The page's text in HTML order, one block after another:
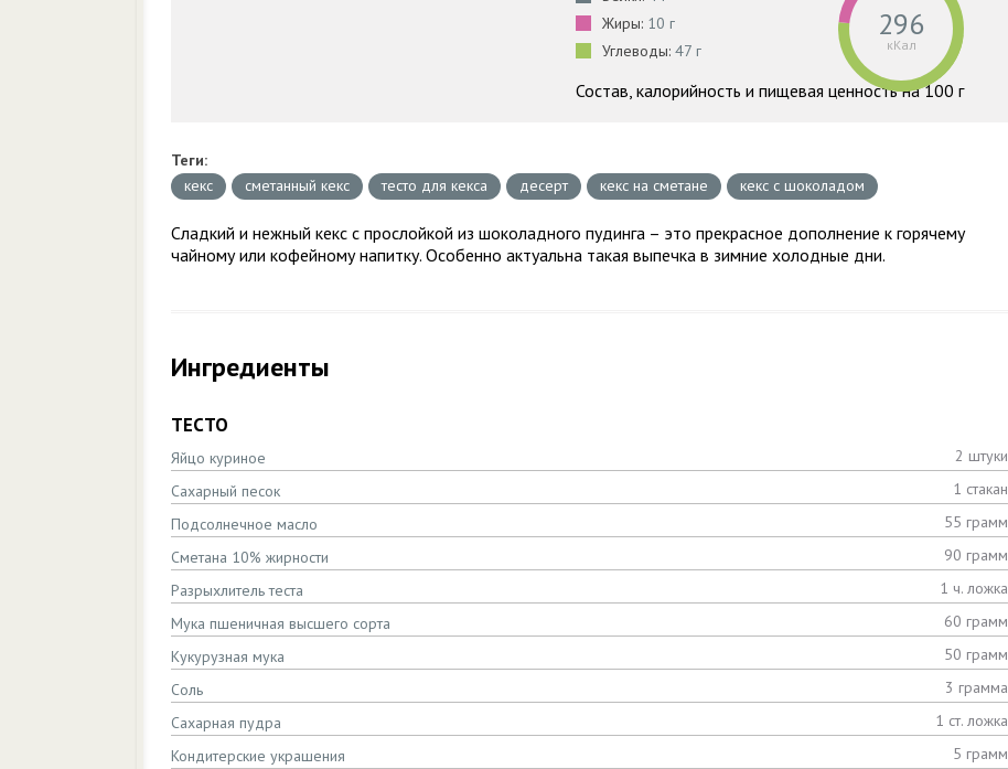
Жиры: 10 г
Углеводы: 47 г
296
кКал
Состав, калорийность и пищевая ценность на 100 г
Теги:
кекс
сметанный кекс тесто для кекса десерт кекс на сметане кекс с шоколадом
Сладкий и нежный кекс с прослойкой из шоколадного пудинга – это прекрасное дополнение к горячему
чайному или кофейному напитку. Особенно актуальна такая выпечка в зимние холодные дни.
Ингредиенты
ТЕСТО
Яйцо куриное
2 штуки
Сахарный песок
1 стакан
Подсолнечное масло
55 грамм
Сметана 10% жирности
90 грамм
Разрыхлитель теста
1 ч. ложка
Мука пшеничная высшего сорта
60 грамм
Кукурузная мука
50 грамм
Соль
3 грамма
Сахарная пудра
1 ст. ложка
Кондитерские украшения
5 грамм